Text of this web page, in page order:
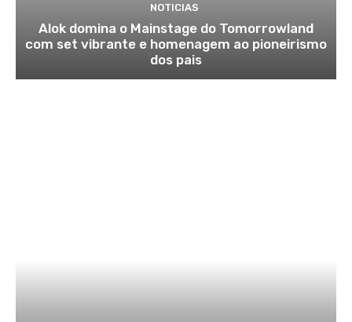
NOTICIAS
Alok domina o Mainstage do Tomorrowland
com set vibrante e homenagem ao pioneirismo
dos pais